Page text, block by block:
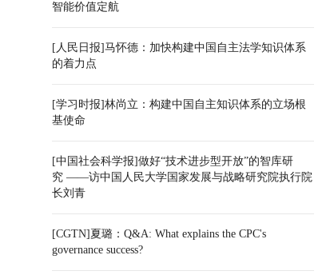
智能价值定航
[人民日报]马怀德：加快构建中国自主法学知识体系
的着力点
[学习时报]林尚立：构建中国自主知识体系的立场根
基使命
[中国社会科学报]做好“技术进步型开放”的智库研
究 ——访中国人民大学国家发展与战略研究院执行院
长刘青
[CGTN]夏璐：Q&A: What explains the CPC's
governance success?